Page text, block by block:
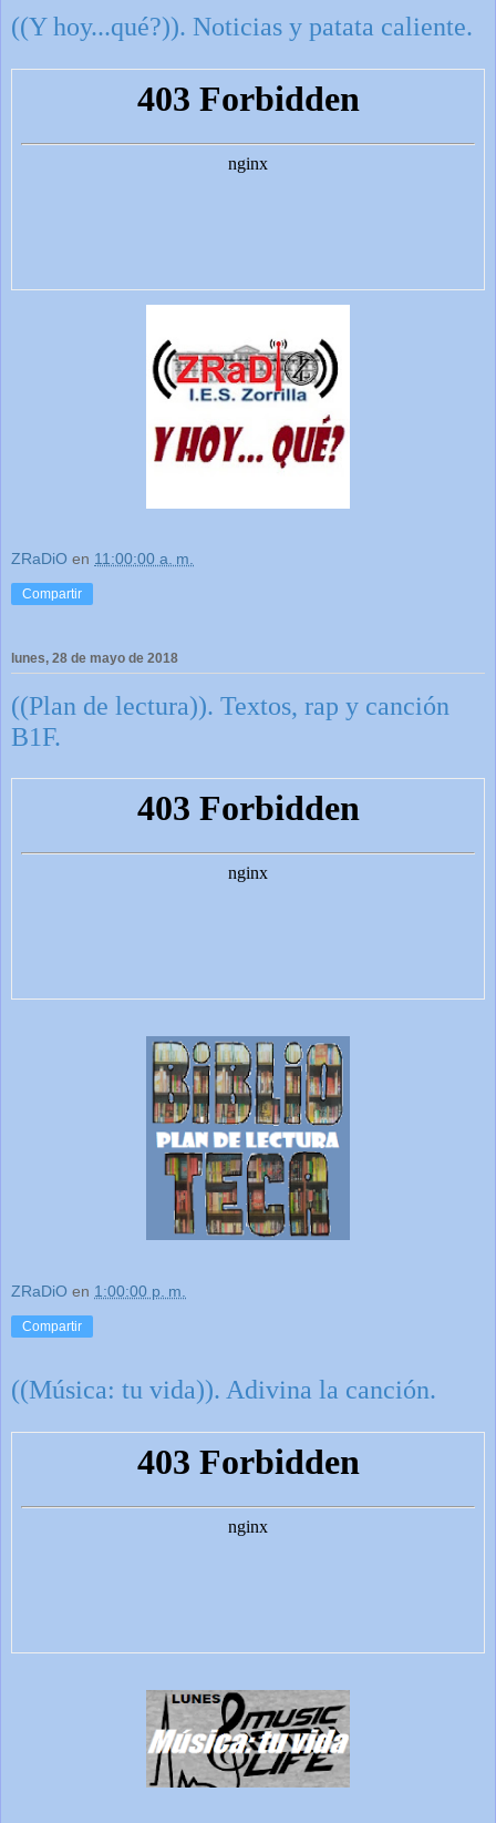
((Y hoy...qué?)). Noticias y patata caliente.
ZRaDiO en 11:00:00 a. m.
Compartir
lunes, 28 de mayo de 2018
((Plan de lectura)). Textos, rap y canción
B1F.
ZRaDiO en 1:00:00 p. m.
Compartir
((Música: tu vida)). Adivina la canción.